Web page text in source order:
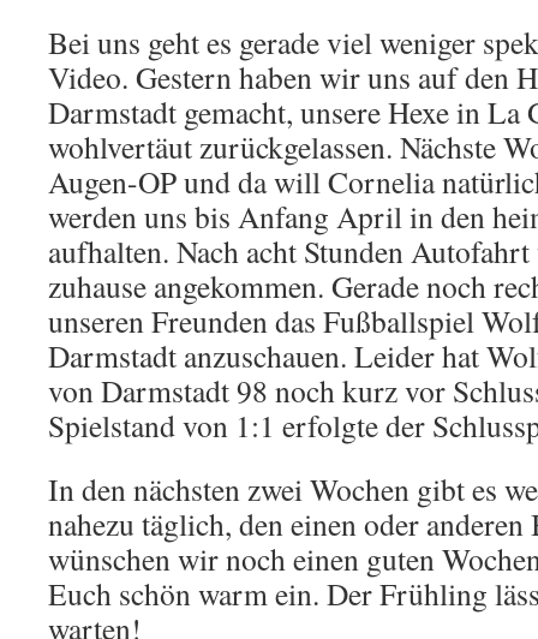
Bei uns geht es gerade viel weniger
Video. Gestern haben wir uns auf den
Darmstadt gemacht, unsere Hexe in La
wohlvertäut zurückgelassen. Nächste
Augen-OP und da will Cornelia
werden uns bis Anfang April in den
aufhalten. Nach acht Stunden
zuhause angekommen. Gerade noch
unseren Freunden das Fußballspiel
Darmstadt anzuschauen. Leider hat
von Darmstadt 98 noch kurz vor
Spielstand von 1:1 erfolgte der
In den nächsten zwei Wochen gibt es
nahezu täglich, den einen oder
wünschen wir noch einen guten
Euch schön warm ein. Der Frühling
warten!